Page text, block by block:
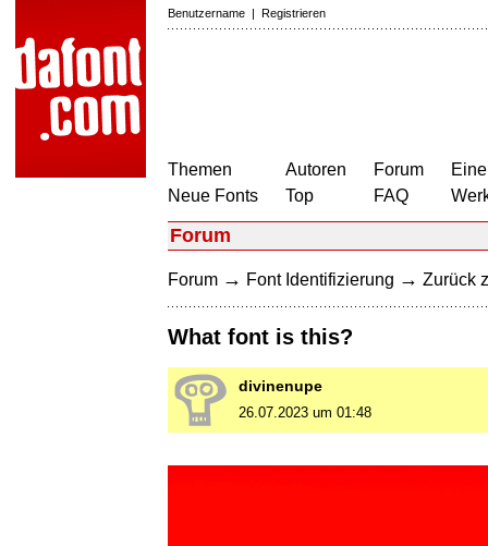
Benutzername | Registrieren
Themen
Neue Fonts
Autoren
Top
Forum
FAQ
Forum
Forum → Font Identifizierung → Zurück
What font is this?
divinenupe
26.07.2023 um 01:48